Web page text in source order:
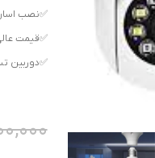
✅نصب
✅قیمت عالی فقط
✅دوربین